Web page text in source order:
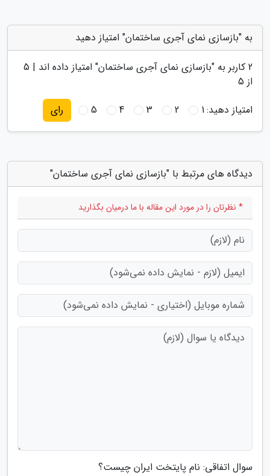
به "بازسازی نمای آجری ساختمان" امتیاز دهید
2 کاربر به "بازسازی نمای آجری ساختمان" امتیاز داده اند | 5
از 5
امتیاز دهید:1
2
3
4
5 رای
دیدگاه های مرتبط با "بازسازی نمای آجری ساختمان"
* نظرتان را در مورد این مقاله با ما درمیان بگذارید
سوال اتفاقی: نام پایتخت ایران چیست؟